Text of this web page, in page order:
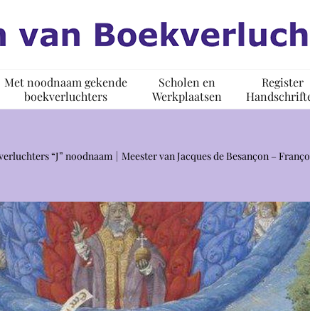
Met noodnaam gekende
boekverluchters
Scholen en
Werkplaatsen
Register
“J” noodnaam Meester van Jacques de Besançon –